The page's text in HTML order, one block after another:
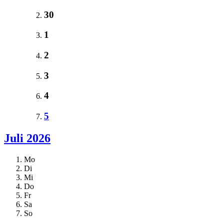
30
1
2
3
4
5
Juli 2026
Mo
Di
Mi
Do
Fr
Sa
So